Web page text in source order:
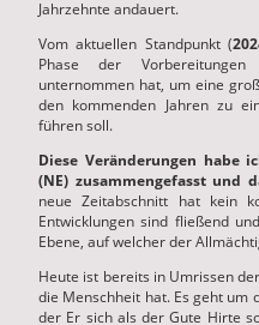
Jahrzehnte andauert.
Vom aktuellen Standpunkt (
Phase der
unternommen hat, um eine
den kommenden Jahren zu
führen soll.
Diese Veränderungen habe
(NE) zusammengefasst und
neue Zeitabschnitt hat kein
Entwicklungen sind fließend
Ebene, auf welcher der
Heute ist bereits in Umrissen
die Menschheit hat. Es geht um
der Er sich als der Gute Hirte